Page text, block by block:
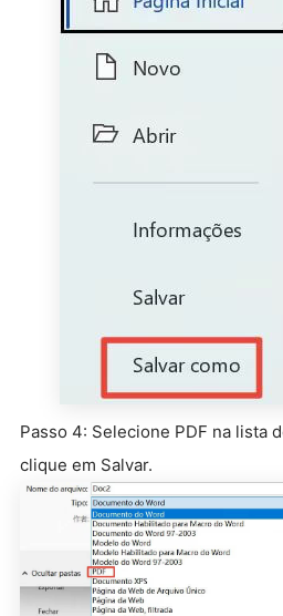
Passo 4: Selecione PDF na lista
clique em Salvar.